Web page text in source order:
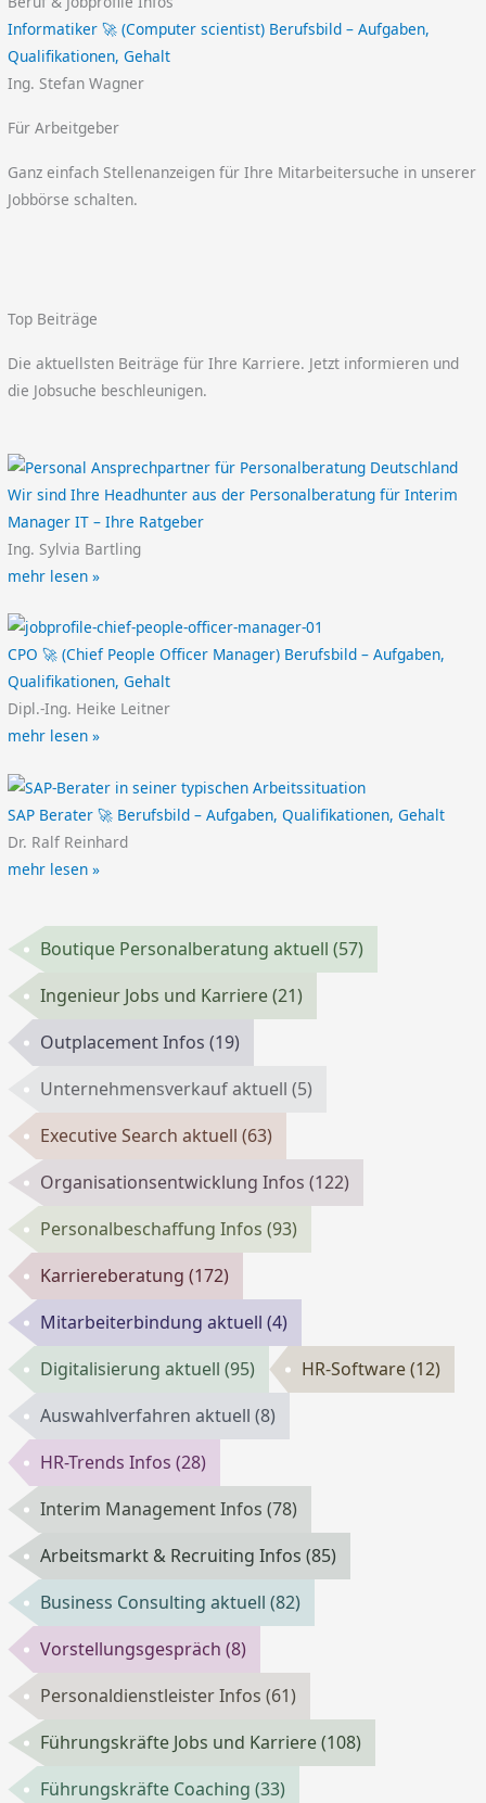
Informatiker 🚀 (Computer scientist) Berufsbild – Aufgaben,
Qualifikationen, Gehalt
Ing. Stefan Wagner
Für Arbeitgeber
Ganz einfach Stellenanzeigen für Ihre Mitarbeitersuche in unserer
Jobbörse schalten.
Top Beiträge
Die aktuellsten Beiträge für Ihre Karriere. Jetzt informieren und
die Jobsuche beschleunigen.
Wir sind Ihre Headhunter aus der Personalberatung für Interim
Manager IT – Ihre Ratgeber
Ing. Sylvia Bartling
mehr lesen »
CPO 🚀 (Chief People Officer Manager) Berufsbild – Aufgaben,
Qualifikationen, Gehalt
Dipl.-Ing. Heike Leitner
mehr lesen »
SAP Berater 🚀 Berufsbild – Aufgaben, Qualifikationen, Gehalt
Dr. Ralf Reinhard
mehr lesen »
Boutique Personalberatung aktuell(57)
Ingenieur Jobs und Karriere(21)
Outplacement Infos(19)
Unternehmensverkauf aktuell(5)
Executive Search aktuell(63)
Organisationsentwicklung Infos(122)
Personalbeschaffung Infos(93)
Karriereberatung(172)
Mitarbeiterbindung aktuell(4)
Digitalisierung aktuell(95) HR-Software(12)
Auswahlverfahren aktuell(8)
HR-Trends Infos(28)
Interim Management Infos(78)
Arbeitsmarkt & Recruiting Infos(85)
Business Consulting aktuell(82)
Vorstellungsgespräch(8)
Personaldienstleister Infos(61)
Führungskräfte Jobs und Karriere(108)
Führungskräfte Coaching(33)